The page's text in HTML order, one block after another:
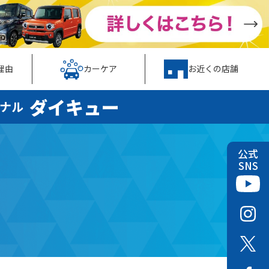
由 カーケア お近くの店舗
公式
SNS
ル ダイキュー